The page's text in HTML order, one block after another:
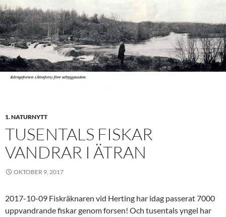
1. NATURNYTT
TUSENTALS FISKAR
VANDRAR I ÄTRAN
OKTOBER 9, 2017
2017-10-09 Fiskräknaren vid Herting har idag passerat 7000
uppvandrande fiskar genom forsen! Och tusentals yngel har